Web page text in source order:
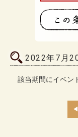
2022年7月
該当期間にイベン